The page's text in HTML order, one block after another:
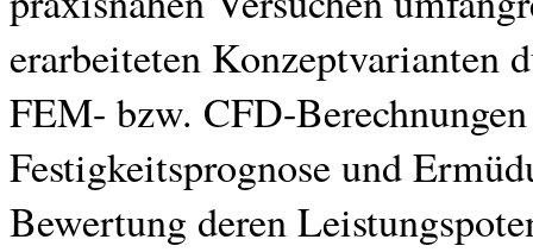
erarbeiteten Konzeptvarianten
FEM- bzw. CFD-
Festigkeitsprognose und
Bewertung deren